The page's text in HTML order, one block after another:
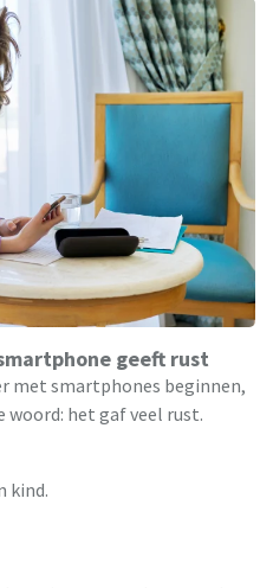
geeft rust
met smartphones beginnen,
het gaf veel rust.
kind.